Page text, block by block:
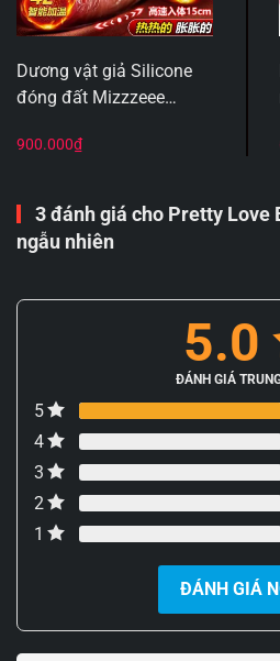
Dương vật giả Silicone
đóng đất Mizzzeee
lưỡi liếm
900.000₫
3 đánh giá cho Pretty Love
ngẫu nhiên
5.0
ĐÁNH GIÁ
5
4
3
2
1
ĐÁNH GIÁ